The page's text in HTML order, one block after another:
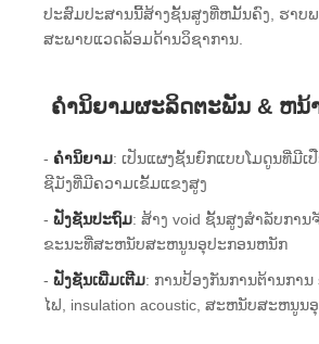
ປະສົມປະສານນີ້ສ້າງຊັ້ນສູງທີ່ຫມັ້ນຄົງ, ຮາບ
ສະພາບແວດລ້ອມດ້ານວິຊາການ.
ຄໍານິຍາມຜະລິດຕະພັນ & ຫນ້
- ຄໍານິຍາມ: ເປັນແຜງຊັ້ນຍົກແບບໂມດູນທີ່ມີເ
ຊີມັງທີ່ມີຄວາມເຂັ້ມແຂງສູງ
-ຟັງຊັນປະຖົມ: ສ້າງ void ຊັ້ນສູງສໍາລັບກາ
ຂະນະທີ່ສະຫນັບສະຫນູນອຸປະກອນຫນັກ
-ຟັງຊັນເພີ່ມເຕີມ: ການປ້ອງກັນການຕ້ານການ
ໄຟ, insulation acoustic, ສະຫນັບສະຫນູນ